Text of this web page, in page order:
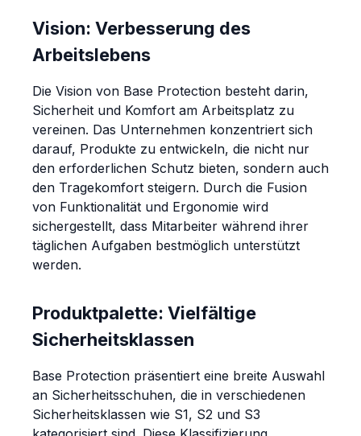
Vision: Verbesserung des
Arbeitslebens
Die Vision von Base Protection besteht darin,
Sicherheit und Komfort am Arbeitsplatz zu
vereinen. Das Unternehmen konzentriert sich
darauf, Produkte zu entwickeln, die nicht nur
den erforderlichen Schutz bieten, sondern auch
den Tragekomfort steigern. Durch die Fusion
von Funktionalität und Ergonomie wird
sichergestellt, dass Mitarbeiter während ihrer
täglichen Aufgaben bestmöglich unterstützt
werden.
Produktpalette: Vielfältige
Sicherheitsklassen
Base Protection präsentiert eine breite Auswahl
an Sicherheitsschuhen, die in verschiedenen
Sicherheitsklassen wie S1, S2 und S3